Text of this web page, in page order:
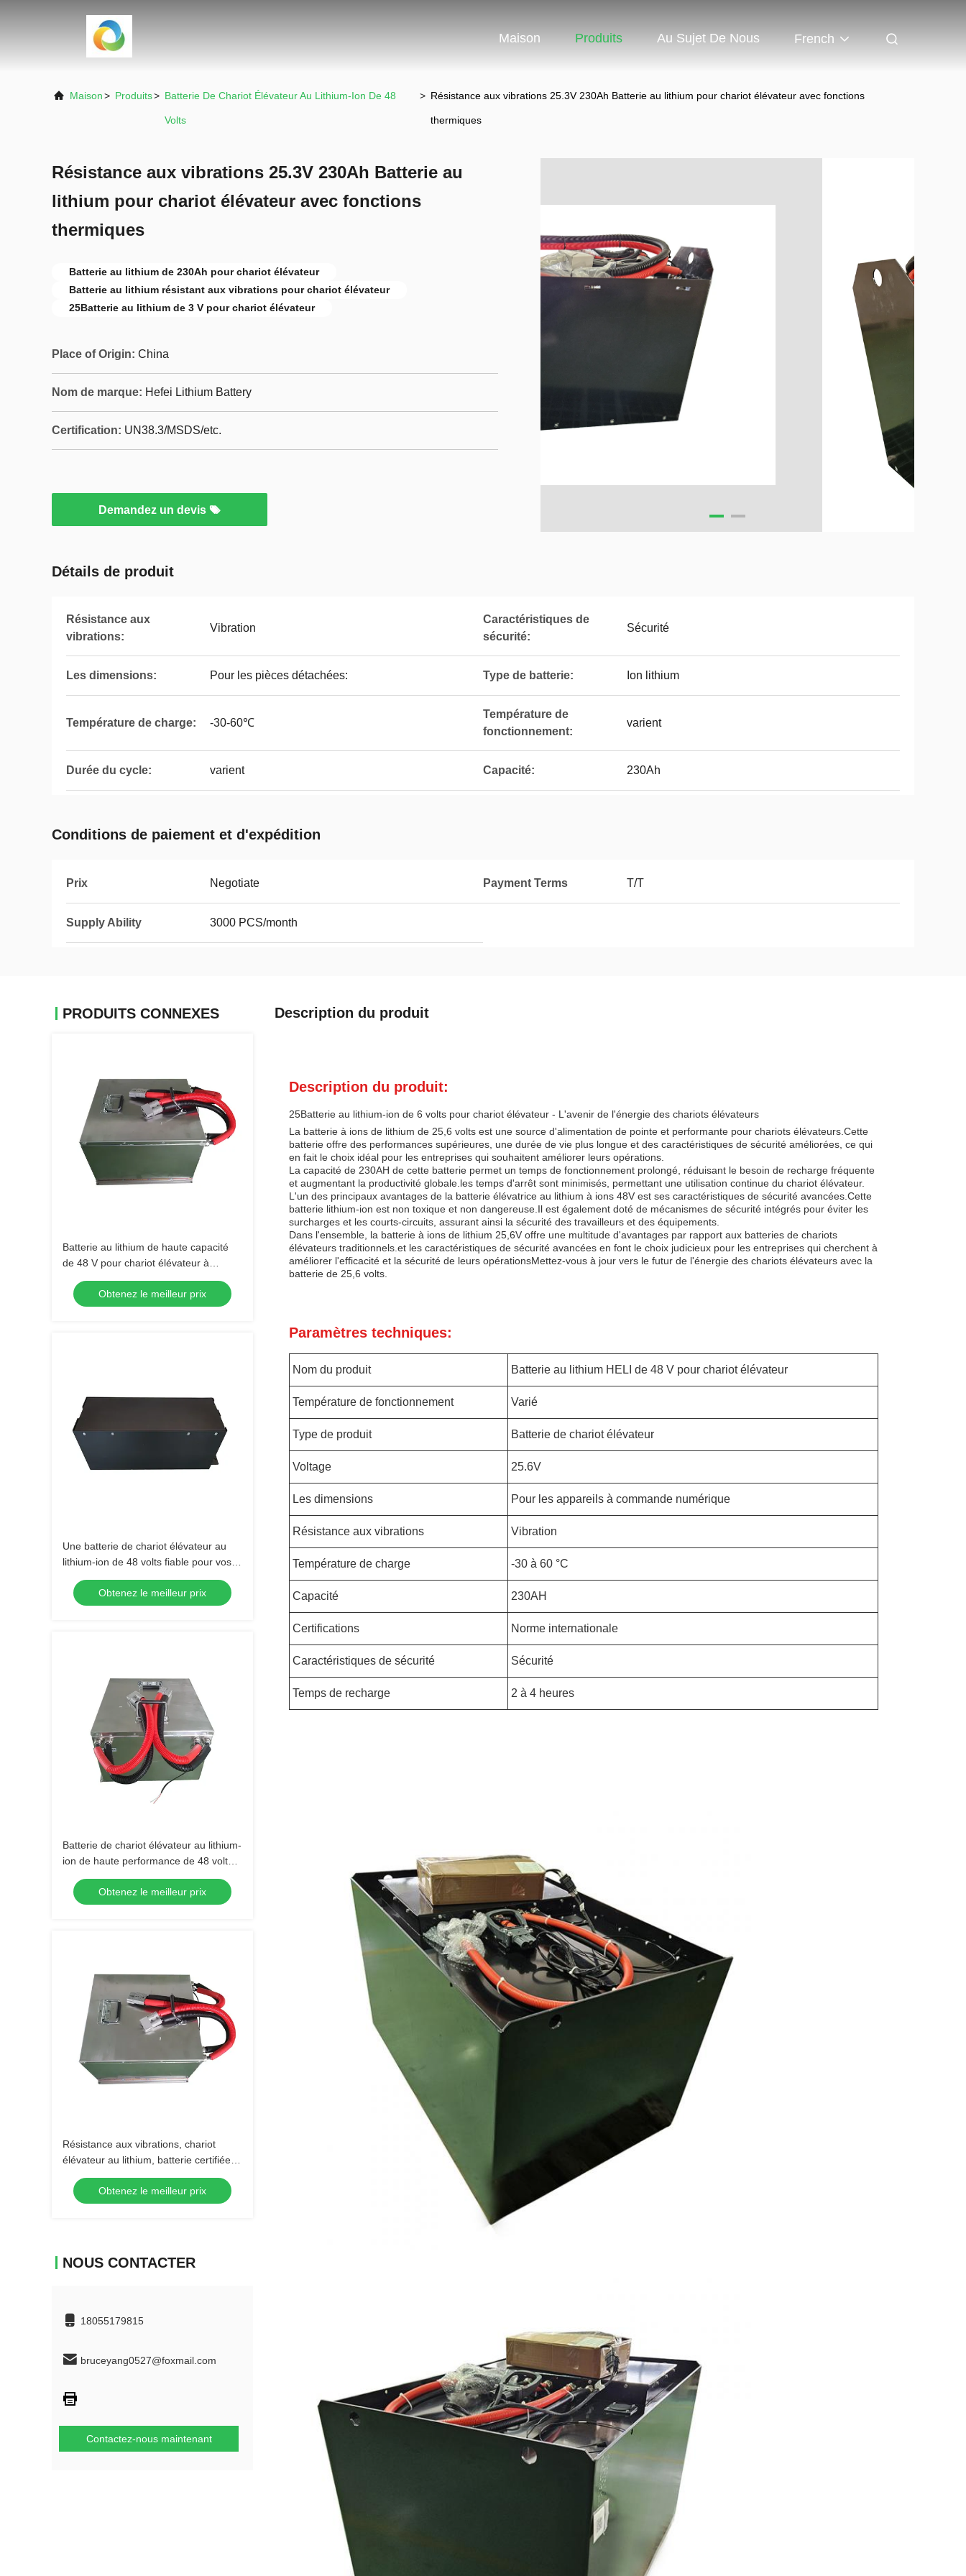
Maison Produits Au Sujet De Nous French
Maison> Produits> Batterie De Chariot Élévateur Au Lithium-Ion De 48
Volts
> Résistance aux vibrations 25.3V 230Ah Batterie au lithium pour chariot élévateur avec fonctions
thermiques
Résistance aux vibrations 25.3V 230Ah Batterie au
lithium pour chariot élévateur avec fonctions
thermiques
Batterie au lithium de 230Ah pour chariot élévateur
Batterie au lithium résistant aux vibrations pour chariot élévateur
25Batterie au lithium de 3 V pour chariot élévateur
Place of Origin: China
Nom de marque: Hefei Lithium Battery
Certification: UN38.3/MSDS/etc.
Demandez un devis
Détails de produit
Résistance aux
vibrations:
Vibration
Caractéristiques de
sécurité:
Sécurité
Les dimensions: Pour les pièces détachées: Type de batterie: Ion lithium
Température de charge: -30-60℃
Température de
fonctionnement:
varient
Durée du cycle: varient Capacité: 230Ah
Conditions de paiement et d'expédition
Prix Negotiate Payment Terms T/T
Supply Ability 3000 PCS/month
PRODUITS CONNEXES
Batterie au lithium de haute capacité
de 48 V pour chariot élévateur à
fourche avec un temps de recharge
court
Obtenez le meilleur prix
Une batterie de chariot élévateur au
lithium-ion de 48 volts fiable pour vos
besoins industriels
Obtenez le meilleur prix
Batterie de chariot élévateur au lithium-
ion de haute performance de 48 volts
pour applications industrielles
Obtenez le meilleur prix
Résistance aux vibrations, chariot
élévateur au lithium, batterie certifiée
selon la norme internationale
Obtenez le meilleur prix
NOUS CONTACTER
18055179815
bruceyang0527@foxmail.com
Contactez-nous maintenant
Description du produit
Description du produit:
25Batterie au lithium-ion de 6 volts pour chariot élévateur - L'avenir de l'énergie des chariots élévateurs
La batterie à ions de lithium de 25,6 volts est une source d'alimentation de pointe et performante pour chariots élévateurs.Cette
batterie offre des performances supérieures, une durée de vie plus longue et des caractéristiques de sécurité améliorées, ce qui
en fait le choix idéal pour les entreprises qui souhaitent améliorer leurs opérations.
La capacité de 230AH de cette batterie permet un temps de fonctionnement prolongé, réduisant le besoin de recharge fréquente
et augmentant la productivité globale.les temps d'arrêt sont minimisés, permettant une utilisation continue du chariot élévateur.
L'un des principaux avantages de la batterie élévatrice au lithium à ions 48V est ses caractéristiques de sécurité avancées.Cette
batterie lithium-ion est non toxique et non dangereuse.Il est également doté de mécanismes de sécurité intégrés pour éviter les
surcharges et les courts-circuits, assurant ainsi la sécurité des travailleurs et des équipements.
Dans l'ensemble, la batterie à ions de lithium 25,6V offre une multitude d'avantages par rapport aux batteries de chariots
élévateurs traditionnels.et les caractéristiques de sécurité avancées en font le choix judicieux pour les entreprises qui cherchent à
améliorer l'efficacité et la sécurité de leurs opérationsMettez-vous à jour vers le futur de l'énergie des chariots élévateurs avec la
batterie de 25,6 volts.
Paramètres techniques:
Nom du produit Batterie au lithium HELI de 48 V pour chariot élévateur
Température de fonctionnement Varié
Type de produit Batterie de chariot élévateur
Voltage 25.6V
Les dimensions Pour les appareils à commande numérique
Résistance aux vibrations Vibration
Température de charge -30 à 60 °C
Capacité 230AH
Certifications Norme internationale
Caractéristiques de sécurité Sécurité
Temps de recharge 2 à 4 heures